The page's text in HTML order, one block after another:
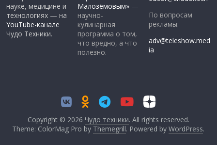
науке, медицине и
технологиях — на
YouTube-канале
Чудо Техники.
Малозёмовым» —
научно-
кулинарная
программа о том,
что вредно, а что
полезно.
По вопросам
рекламы:
adv@teleshow.med
ia
Copyright © 2026 Чудо техники. All rights reserved.
Theme: ColorMag Pro by Themegrill. Powered byWordPress.